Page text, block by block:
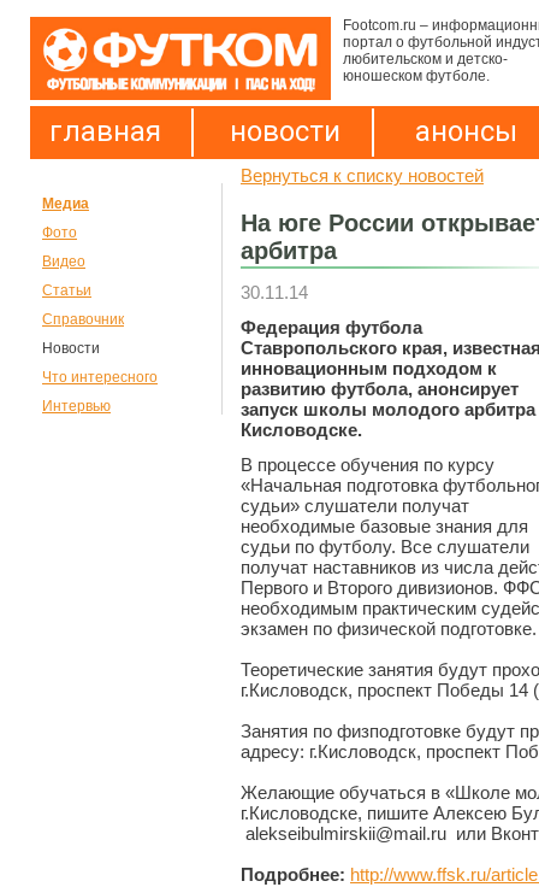
Footcom.ru –
портал о футбольной
любительском и детско-
юношеском футболе.
главная новости анонсы
Медиа
Фото
Видео
Статьи
Справочник
Новости
Что интересного
Интервью
Вернуться к списку новостей
На юге России
арбитра
30.11.14
Федерация футбола
Ставропольского края,
инновационным подходом к
развитию футбола, анонсирует
запуск школы молодого арбитра
Кисловодске.
В процессе обучения по курсу
«Начальная подготовка
судьи» слушатели получат
необходимые базовые знания для
судьи по футболу. Все слушатели
получат наставников из числа
Первого и Второго дивизионов.
необходимым практическим
экзамен по физической
Теоретические занятия будут
г.Кисловодск, проспект Победы
Занятия по физподготовке будут
адресу: г.Кисловодск, проспект
Желающие обучаться в «Школе
г.Кисловодске, пишите Алексею
alekseibulmirskii@mail.ru или
Подробнее: http://www.ffsk.ru/